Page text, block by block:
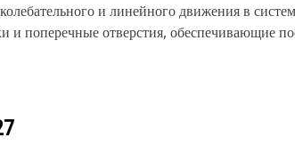
и линейного движения в
и поперечные отверстия, обеспечивающие